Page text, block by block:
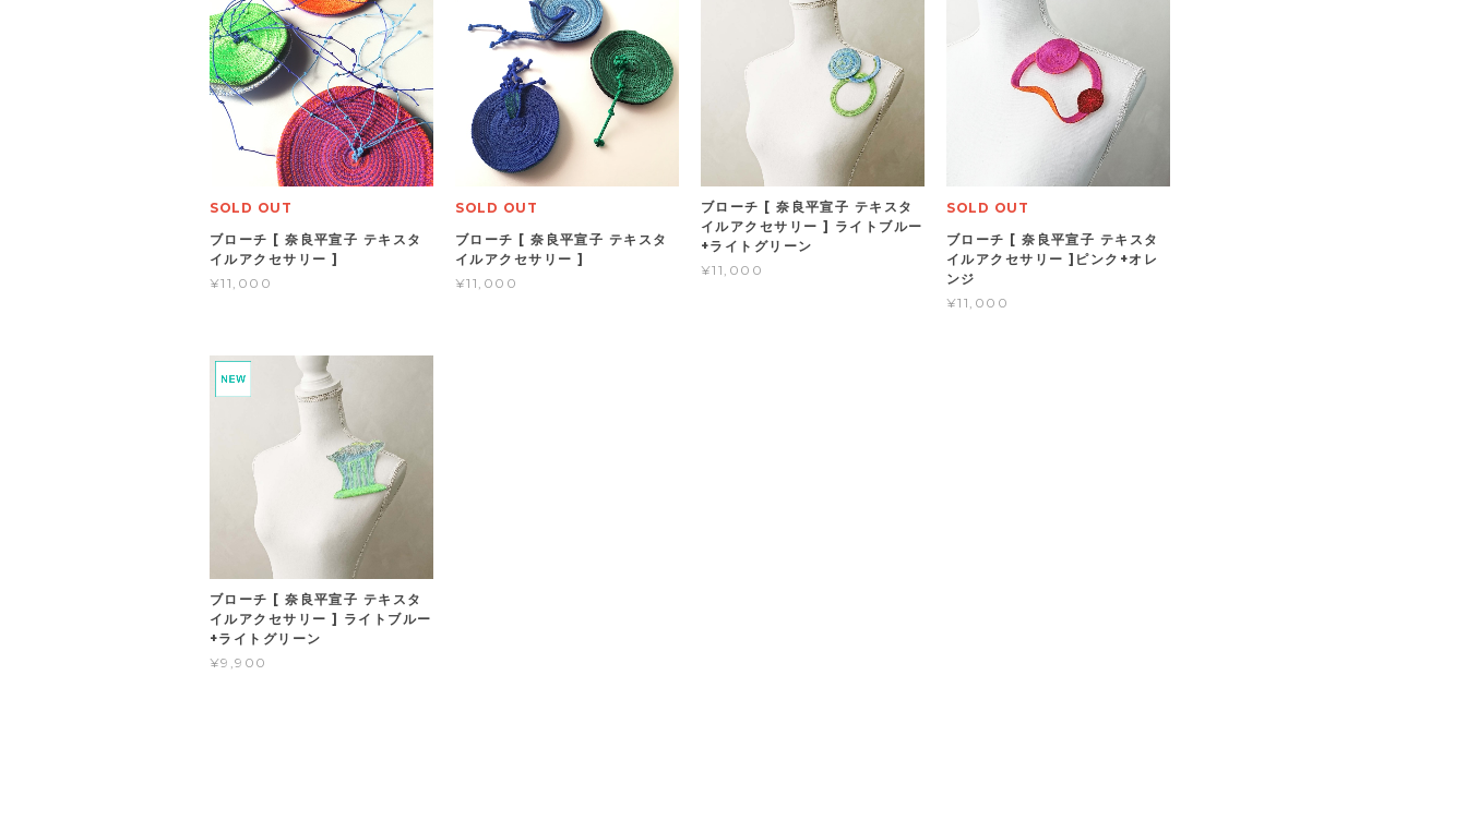
SOLD OUT
ブローチ [ 奈良平宣子 テキスタ
イルアクセサリー ]
¥11,000
SOLD OUT
ブローチ [ 奈良平宣子 テキスタ
イルアクセサリー ]
¥11,000
ブローチ [ 奈良平宣子 テキスタ
イルアクセサリー ] ライトブルー
+ライトグリーン
¥11,000
SOLD OUT
ブローチ [ 奈良平宣子 テキスタ
イルアクセサリー ]ピンク+オレ
ンジ
¥11,000
ブローチ [ 奈良平宣子 テキスタ
イルアクセサリー ] ライトブルー
+ライトグリーン
¥9,900